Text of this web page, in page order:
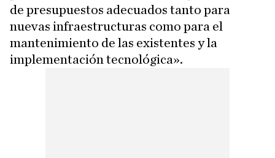
de presupuestos adecuados tanto para
nuevas infraestructuras como para el
mantenimiento de las existentes y la
implementación tecnológica».